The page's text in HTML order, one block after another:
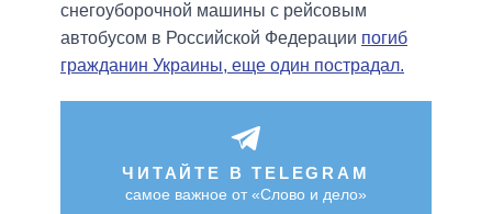
снегоуборочной машины с рейсовым
автобусом в Российской Федерации погиб
гражданин Украины, еще один пострадал.
ЧИТАЙТЕ В TELEGRAM
самое важное от «Слово и дело»